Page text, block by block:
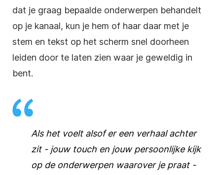
dat je graag bepaalde onderwerpen behandelt
op je kanaal, kun je hem of haar daar met je
stem en tekst op het scherm snel doorheen
leiden door te laten zien waar je geweldig in
bent.
Als het voelt alsof er een verhaal achter
zit - jouw touch en jouw persoonlijke kijk
op de onderwerpen waarover je praat -